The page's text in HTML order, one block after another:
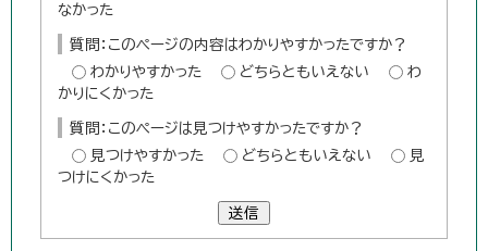
なかった
質問：このページの内容はわかりやすかったですか？
わかりやすかった
どちらともいえない
わ
かりにくかった
質問：このページは見つけやすかったですか？
見つけやすかった
どちらともいえない
見
つけにくかった
送信